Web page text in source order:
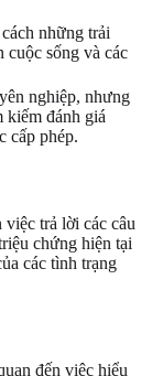
những trải
cuộc sống và các
nghiệp, nhưng
kiếm đánh giá
cấp phép.
trả lời các câu
chứng hiện tại
các tình trạng
đến việc hiểu